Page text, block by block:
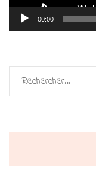
00:00
Rechercher :